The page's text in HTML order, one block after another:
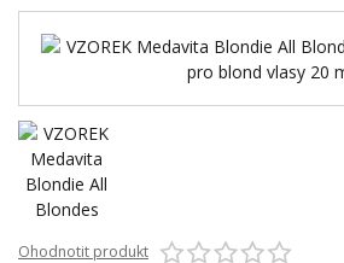
Ohodnotit produkt